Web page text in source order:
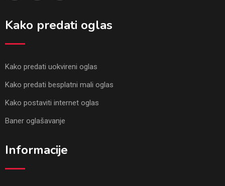
Kako predati oglas
Kako predati uokvireni oglas
Kako predati besplatni mali oglas
Kako postaviti internet oglas
Baner oglašavanje
Informacije